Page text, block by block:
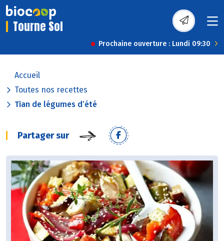
Tourne Sol
Prochaine ouverture : Lundi 09:30
Accueil
Toutes nos recettes
Tian de légumes d’été
Partager sur